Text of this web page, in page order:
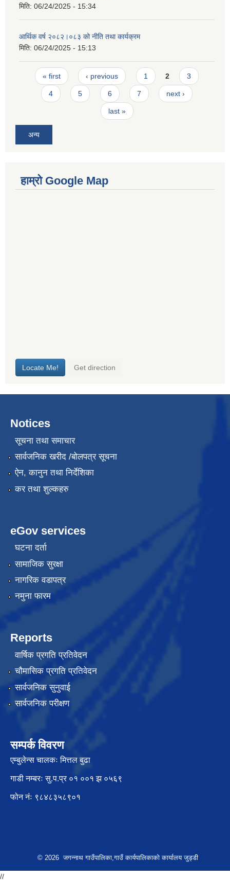
मिति: 06/24/2025 - 15:34
आर्थिक वर्ष २०८२।०८३ को नीति तथा कार्यक्रम
मिति: 06/24/2025 - 15:13
Pages
« first ‹ previous 1 2 3
4 5 6 7 next ›
last »
अन्य
हाम्रो Google Map
Notices
सूचना तथा समाचार
सार्वजनिक खरीद /बोलपत्र सूचना
ऐन, कानुन तथा निर्देशिका
कर तथा शुल्कहरु
eGov services
घटना दर्ता
सामाजिक सुरक्षा
नागरिक वडापत्र
नमुना फारम
Reports
वार्षिक प्रगति प्रतिवेदन
चौमासिक प्रगति प्रतिवेदन
सार्वजनिक सुनुवाई
सार्वजनिक परीक्षण
सम्पर्क विवरण
एम्बुलेन्स चालकः मित्तल बुढा
गाडी नम्बरः सु.प.प्र ०१ ००१ झ ०५६९
फोन नंः ९८४८३५८९०१
© 2026 जगन्नाथ गाउँपालिका,गाउँ कार्यपालिकाको कार्यालय जुड्डी
//